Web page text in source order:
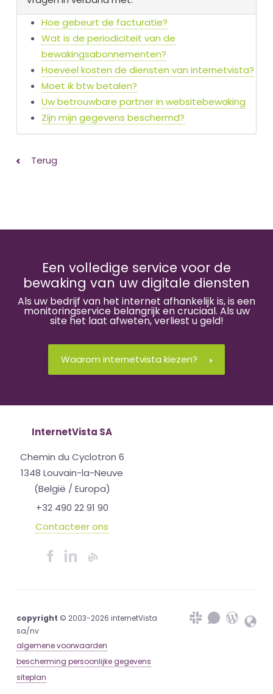
Hoe gebeurt de facturatie?
Wat is de periodiciteit van de
bewakingsabonnementen?
Hoeveel kosten de diensten van internetvista?
Moet ik btw betalen?
Uw betrouwbare partner in websitebewaking
Zijn mijn gegevens beschermd?
Terug
Een volledige service voor de
bewaking van uw digitale diensten
Als uw bedrijf van het internet afhankelijk is, is een
monitoringservice belangrijk en cruciaal. Als uw
site het laat afweten, verliest u geld!
Waarom internetvista kiezen?
InternetVista SA
Chemin du Cyclotron 6
1348 Louvain-la-Neuve
(België / Europa)
+32 490 22 91 90
Contacteer ons
copyright © 2003-2026 internetVista
sa/nv
algemene voorwaarden
bescherming persoonlijke gegevens
siteplan